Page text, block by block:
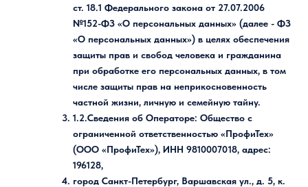
ст. 18.1 Федерального закона от 27.07.2006
№152-ФЗ «О персональных данных» (далее - ФЗ
«О персональных данных») в целях обеспечения
защиты прав и свобод человека и гражданина
при обработке его персональных данных, в том
числе защиты прав на неприкосновенность
частной жизни, личную и семейную тайну.
1.2.Сведения об Операторе: Общество с
ограниченной ответственностью «ПрофиТех»
(ООО «ПрофиТех»), ИНН 9810007018, адрес:
196128,
город Санкт-Петербург, Варшавская ул., д. 5, к.